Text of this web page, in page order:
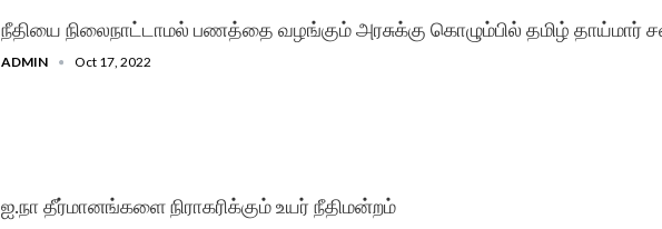
நீதியை நிலைநாட்டாமல் பணத்தை வழங்கும் அரசுக்கு கொழும்பில் தமிழ் தாய்மார்
ADMIN Oct 17, 2022
ஐ.நா தீர்மானங்களை நிராகரிக்கும் உயர் நீதிமன்றம்